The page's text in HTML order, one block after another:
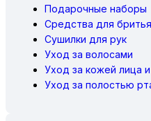
Подарочные наборы
Средства для бритья
Сушилки для рук
Уход за волосами
Уход за кожей лица
Уход за полостью